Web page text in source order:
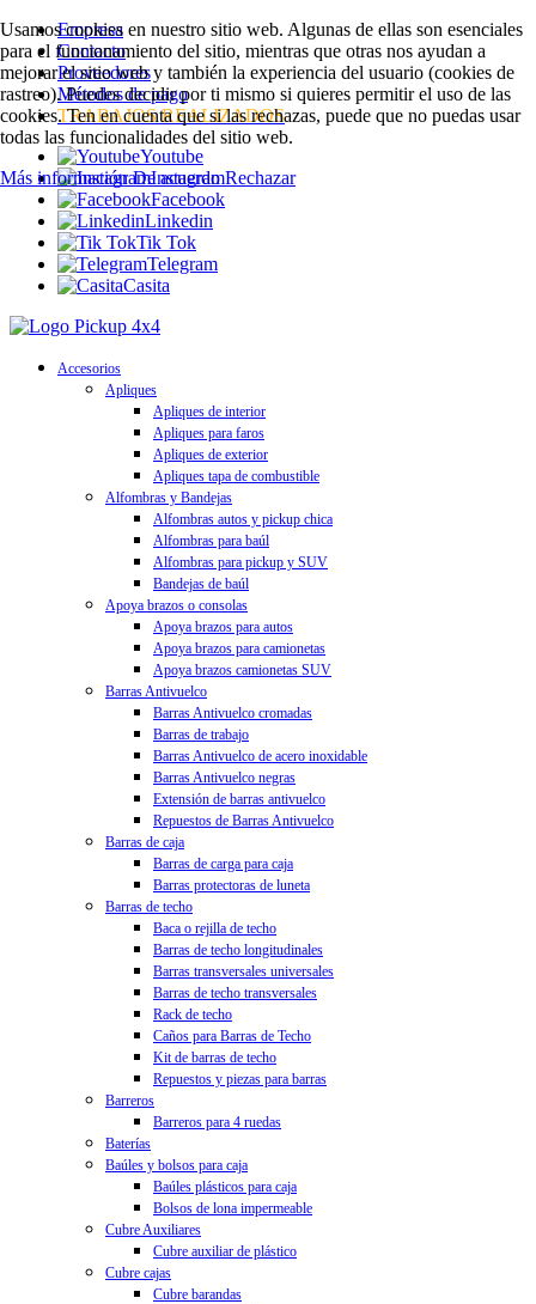
Empresa
Contacto
Proveedores
Métodos de pago
TRABAJOS REALIZADOS
Youtube
Instagram
Facebook
Linkedin
Tik Tok
Telegram
Casita
Accesorios
Apliques
Apliques de interior
Apliques para faros
Apliques de exterior
Apliques tapa de combustible
Alfombras y Bandejas
Alfombras autos y pickup chica
Alfombras para baúl
Alfombras para pickup y SUV
Bandejas de baúl
Apoya brazos o consolas
Apoya brazos para autos
Apoya brazos para camionetas
Apoya brazos camionetas SUV
Barras Antivuelco
Barras Antivuelco cromadas
Barras de trabajo
Barras Antivuelco de acero inoxidable
Barras Antivuelco negras
Extensión de barras antivuelco
Repuestos de Barras Antivuelco
Barras de caja
Barras de carga para caja
Barras protectoras de luneta
Barras de techo
Baca o rejilla de techo
Barras de techo longitudinales
Barras transversales universales
Barras de techo transversales
Rack de techo
Caños para Barras de Techo
Kit de barras de techo
Repuestos y piezas para barras
Barreros
Barreros para 4 ruedas
Baterías
Baúles y bolsos para caja
Baúles plásticos para caja
Bolsos de lona impermeable
Cubre Auxiliares
Cubre auxiliar de plástico
Cubre cajas
Cubre barandas
Usamos cookies en nuestro sitio web. Algunas de ellas son esenciales
para el funcionamiento del sitio, mientras que otras nos ayudan a
mejorar el sitio web y también la experiencia del usuario (cookies de
rastreo). Puedes decidir por ti mismo si quieres permitir el uso de las
cookies. Ten en cuenta que si las rechazas, puede que no puedas usar
todas las funcionalidades del sitio web.
Más información De acuerdo Rechazar